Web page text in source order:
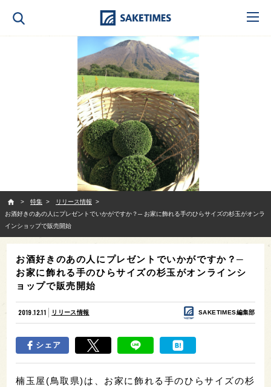
特集
リリース情報
お酒好きのあの人にプレゼントでいかがですか？─ お家に飾れる手のひらサイズの杉玉がオンラ
インショップで販売開始
お酒好きのあの人にプレゼントでいかがですか？─
お家に飾れる手のひらサイズの杉玉がオンラインシ
ョップで販売開始
2019.12.11 リリース情報 SAKETIMES編集部
シェア
楠玉屋(鳥取県)は、お家に飾れる手のひらサイズの杉